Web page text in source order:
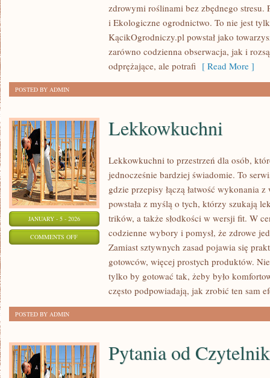
zdrowymi roślinami bez zbędnego stresu.
i Ekologiczne ogrodnictwo. To nie jest
KącikOgrodniczy.pl powstał jako
zarówno codzienna obserwacja, jak i
odprężające, ale potrafi [ Read More ]
POSTED BY ADMIN
JANUARY - 5 - 2026
COMMENTS OFFON
LEKKOWKUCHNI
Lekkowkuchni
Lekkowkuchni to przestrzeń dla osób,
jednocześnie bardziej świadomie. To
gdzie przepisy łączą łatwość wykonania
powstała z myślą o tych, którzy szukają
trików, a także słodkości w wersji fit. W
codzienne wybory i pomysł, że zdrowe
Zamiast sztywnych zasad pojawia się
gotowców, więcej prostych produktów.
tylko by gotować tak, żeby było
często podpowiadają, jak zrobić ten sam
POSTED BY ADMIN
Pytania od